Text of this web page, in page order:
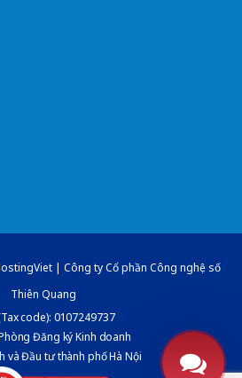
| Công ty Cổ phần Công nghệ số
Thiên Quang
code): 0107249737
Đăng ký Kinh doanh
và Đầu tư thành phố Hà Nội